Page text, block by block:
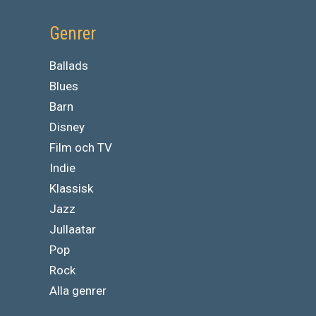
Genrer
Ballads
Blues
Barn
Disney
Film och TV
Indie
Klassisk
Jazz
Jullaatar
Pop
Rock
Alla genrer